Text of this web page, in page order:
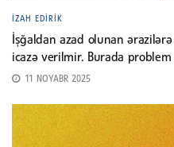
İZAH EDIRIK
İşğaldan azad olunan
icazə verilmir. Burada
11 NOYABR 2025